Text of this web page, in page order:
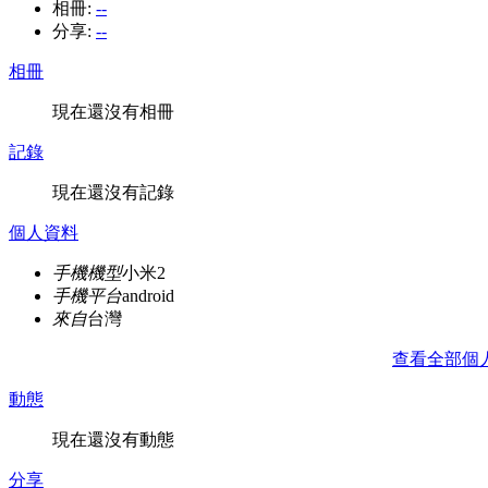
相冊: --
分享: --
相冊
現在還沒有相冊
記錄
現在還沒有記錄
個人資料
手機機型小米2
手機平台android
來自台灣
查看全部個
動態
現在還沒有動態
分享